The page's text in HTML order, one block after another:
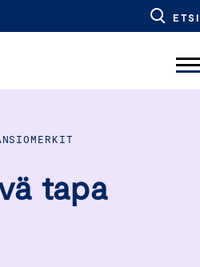
ETSI
tapa